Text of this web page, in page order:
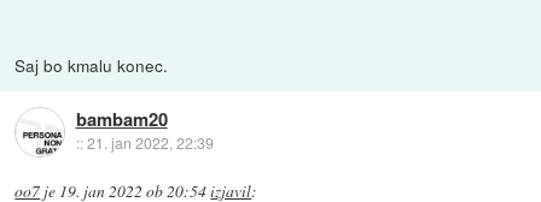
Saj bo kmalu konec.
bambam20
::21. jan 2022, 22:39
oo7 je 19. jan 2022 ob 20:54izjavil: